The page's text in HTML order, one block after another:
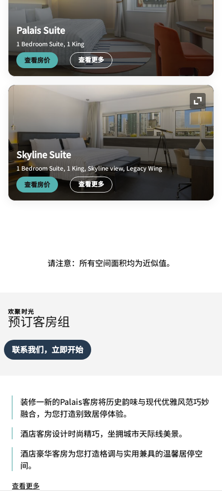
Palais Suite
1 Bedroom Suite, 1 King
查看房价 查看更多
展开
Skyline Suite
1 Bedroom Suite, 1 King, Skyline view, Legacy Wing
查看房价 查看更多
请注意：所有空间面积均为近似值。
欢聚时光
预订客房组
联系我们，立即开始
装修一新的Palais客房将历史韵味与现代优雅风范巧妙
融合，为您打造别致居停体验。
酒店客房设计时尚精巧，坐拥城市天际线美景。
酒店豪华客房为您打造格调与实用兼具的温馨居停空
间。
查看更多